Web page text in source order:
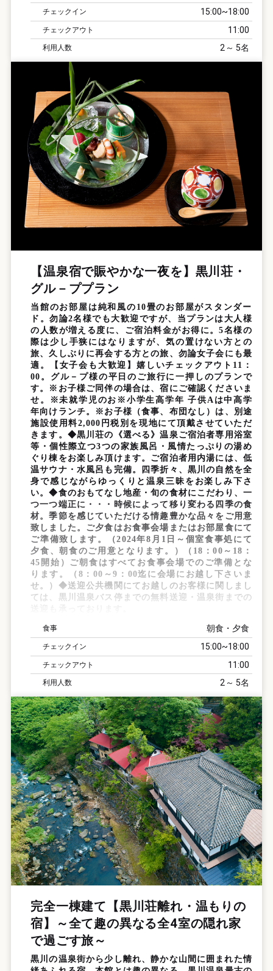
チェックイン 15:00 18:00
チェックアウト 11:00
利用人数 2 5
【温泉宿で賑やかな一夜を】黒川荘・
グル－ププラン
当館のお部屋は純和風の10畳のお部屋がスタンダー
ド。勿論2名様でも大歓迎ですが、当プランは大人様
の人数が増える度に、ご宿泊料金がお得に。5名様の
際は少し手狭にはなりますが、気の置けない方との
旅、久しぶりに再会する方との旅、勿論女子会にも最
適。【女子会も大歓迎】嬉しいチェックアウト11：
00。グル－プ様の平日のご旅行に一押しのプランで
す。※お子様ご同伴の場合は、宿にご確認くださいま
せ。※未就学児のお※小学生高学年 子供Aは中高学
年向けランチ。※お子様（食事、布団なし）は、別途
施設使用料2,000円税別を現地にて頂戴させていただ
きます。◆黒川荘の《選べる》温泉ご宿泊者専用浴室
等・個性際立つ3つの家族風呂・風情たっぷりの湯め
ぐり棟をお楽しみ頂けます。ご宿泊者用内湯には、低
温サウナ・水風呂も完備。四季折々、黒川の自然を全
身で感じながらゆっくりと温泉三昧をお楽しみ下さ
い。◆食のおもてなし地産・旬の食材にこだわり、一
つ一つ端正に・・・時候によって移り変わる四季の食
材。季節を感じていただける情趣豊かな品々をご用意
致しました。ご夕食はお食事会場またはお部屋食にて
ご準備致します。（2024年8月1日～個室食事処にて
夕食、朝食のご用意となります。）（18：00～18：
45開始）ご朝食はすべてお食事会場でのご準備とな
ります。（8：00～9：00迄に会場にお越し下さいま
せ。）◆送迎公共機関にてお越しのお客様に関しまし
ては、黒川温泉バス停までの無料送迎・温泉街までの
食事 朝食・夕食
チェックイン 15:00 18:00
チェックアウト 11:00
利用人数 2 5
完全一棟建て【黒川荘離れ・温もりの
宿】～全て趣の異なる全4室の隠れ家
で過ごす旅～
黒川の温泉街から少し離れ、静かな山間に囲まれた情